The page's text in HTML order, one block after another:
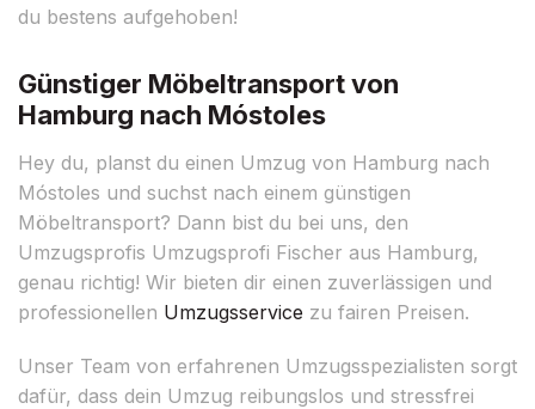
du bestens aufgehoben!
Günstiger Möbeltransport von
Hamburg nach Móstoles
Hey du, planst du einen Umzug von Hamburg nach
Móstoles und suchst nach einem günstigen
Möbeltransport? Dann bist du bei uns, den
Umzugsprofis Umzugsprofi Fischer aus Hamburg,
genau richtig! Wir bieten dir einen zuverlässigen und
professionellen Umzugsservice zu fairen Preisen.
Unser Team von erfahrenen Umzugsspezialisten sorgt
dafür, dass dein Umzug reibungslos und stressfrei